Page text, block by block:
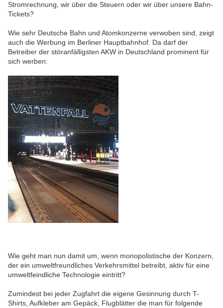
Stromrechnung, wir über die Steuern oder wir über unsere Bahn-
Tickets?
Wie sehr Deutsche Bahn und Atomkonzerne verwoben sind, zeigt
auch die Werbung im Berliner Hauptbahnhof. Da darf der
Betreiber der störanfälligsten AKW in Deutschland prominent für
sich werben:
Wie geht man nun damit um, wenn monopolistische der Konzern,
der ein umweltfreundliches Verkehrsmittel betreibt, aktiv für eine
umweltfeindliche Technologie eintritt?
Zumindest bei jeder Zugfahrt die eigene Gesinnung durch T-
Shirts, Aufkleber am Gepäck, Flugblätter die man für folgende